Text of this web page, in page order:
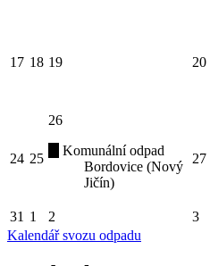
17 18 19 20
24 25
26
Komunální odpad
Bordovice (Nový
Jičín)
27
31 1 2 3
Kalendář svozu odpadu